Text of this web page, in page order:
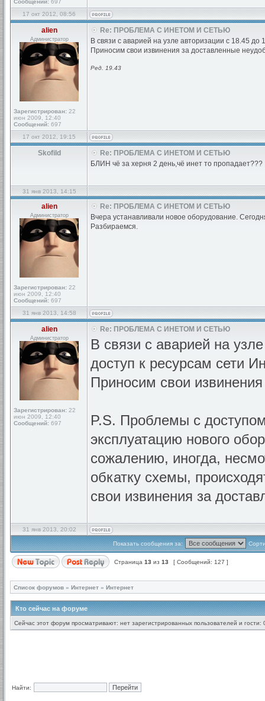
Сообщений: 697
17 окт 2012, 08:56
alien
Администратор
Зарегистрирован: 22
июн 2009, 12:40
Сообщений: 697
Re: ПРОБЛЕМА С ИНЕТОМ И СЕТЬЮ
В связи с аварией на узле авторизации с 18.45 до
Приносим свои извинения за доставленные
Ред. 19.43
17 окт 2012, 19:15
Skofild
Re: ПРОБЛЕМА С ИНЕТОМ И СЕТЬЮ
БЛИН чё за херня 2 день,чё инет то пропадает???
31 янв 2013, 14:15
alien
Администратор
Зарегистрирован: 22
июн 2009, 12:40
Сообщений: 697
Re: ПРОБЛЕМА С ИНЕТОМ И СЕТЬЮ
Вчера устанавливали новое оборудование.
Разбираемся.
31 янв 2013, 14:58
alien
Администратор
Зарегистрирован: 22
июн 2009, 12:40
Сообщений: 697
Re: ПРОБЛЕМА С ИНЕТОМ И СЕТЬЮ
В связи с аварией на
доступ к ресурсам сети
Приносим свои
P.S. Проблемы с
эксплуатацию нового
сожалению, иногда,
обкатку схемы,
свои извинения за
31 янв 2013, 20:02
Показать сообщения за:
Страница 13 из 13 [ Сообщений: 127 ]
Список форумов » Интернет » Интернет
Кто сейчас на форуме
Сейчас этот форум просматривают: нет зарегистрированных пользователей и гости:
Найти: